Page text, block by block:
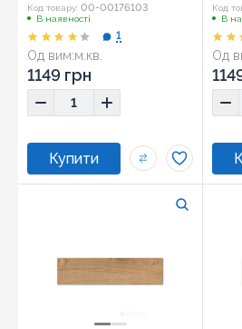
Код товару: 00-00176103
В наявності
Од вим:м.кв.
Розмір:14,7x89
1
1149 грн
Код
В
Од